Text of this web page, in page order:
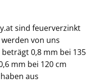
sind feuerverzinkt
von uns
0,8 mm bei 135
mm bei 120 cm
aus